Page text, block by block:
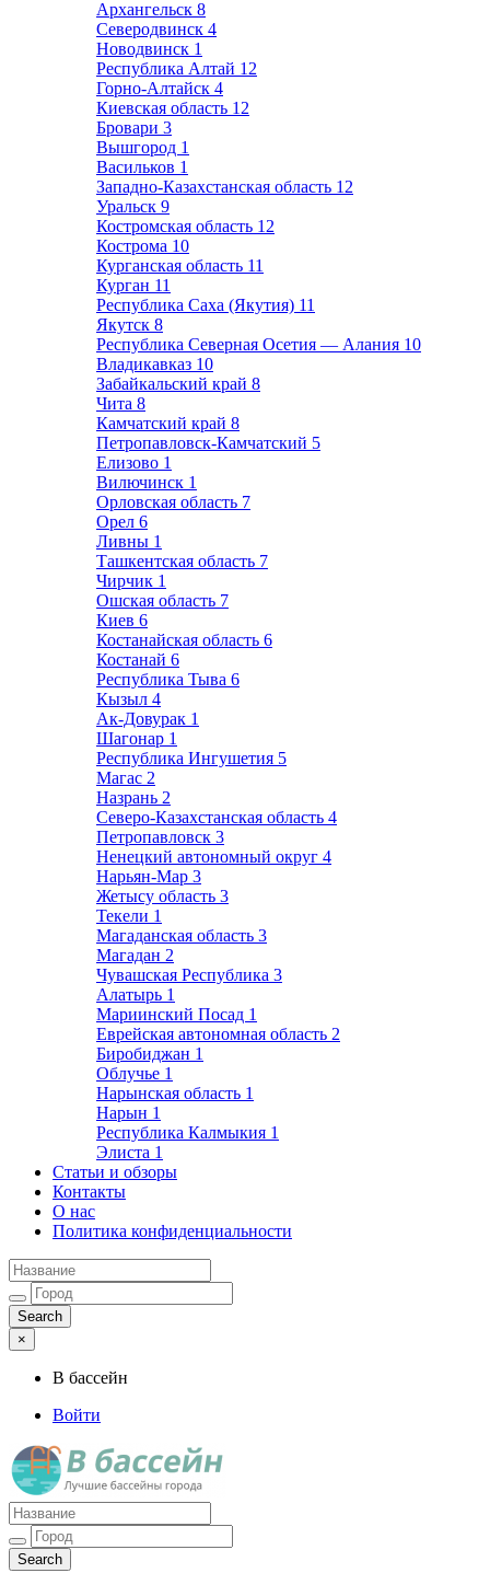
Архангельск 8
Северодвинск 4
Новодвинск 1
Республика Алтай 12
Горно-Алтайск 4
Киевская область 12
Бровари 3
Вышгород 1
Васильков 1
Западно-Казахстанская область 12
Уральск 9
Костромская область 12
Кострома 10
Курганская область 11
Курган 11
Республика Саха (Якутия) 11
Якутск 8
Республика Северная Осетия — Алания 10
Владикавказ 10
Забайкальский край 8
Чита 8
Камчатский край 8
Петропавловск-Камчатский 5
Елизово 1
Вилючинск 1
Орловская область 7
Орел 6
Ливны 1
Ташкентская область 7
Чирчик 1
Ошская область 7
Киев 6
Костанайская область 6
Костанай 6
Республика Тыва 6
Кызыл 4
Ак-Довурак 1
Шагонар 1
Республика Ингушетия 5
Магас 2
Назрань 2
Северо-Казахстанская область 4
Петропавловск 3
Ненецкий автономный округ 4
Нарьян-Мар 3
Жетысу область 3
Текели 1
Магаданская область 3
Магадан 2
Чувашская Республика 3
Алатырь 1
Мариинский Посад 1
Еврейская автономная область 2
Биробиджан 1
Облучье 1
Нарынская область 1
Нарын 1
Республика Калмыкия 1
Элиста 1
Статьи и обзоры
Контакты
О нас
Политика конфиденциальности
×
В бассейн
Войти
Лучшие бассейны города